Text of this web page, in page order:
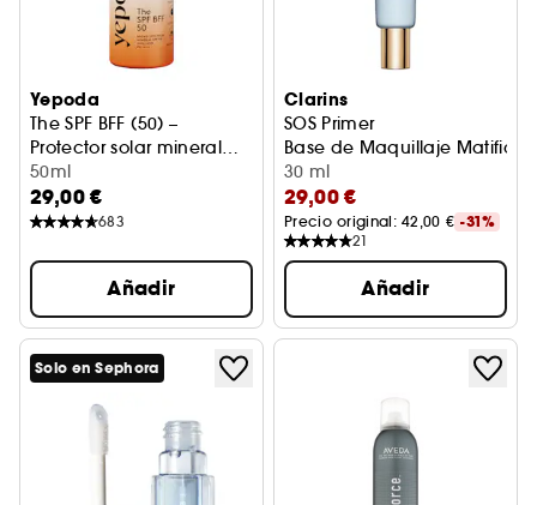
Yepoda
The SPF BFF (50) –
Protector solar mineral
con color UVA/UVB SPF 50
PA+++
50ml
29,00 €
683
Añadir
Clarins
SOS Primer
Base de Maquillaje
30 ml
29,00 €
Precio original: 42,00 € -31%
21
Añadir
Solo en Sephora